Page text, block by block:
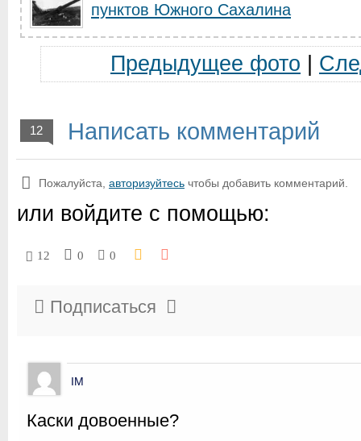
пунктов Южного Сахалина
Предыдущее фото
12 Написать комментарий
Пожалуйста, авторизуйтесь чтобы добавить комментарий.
или войдите с помощью:
12 0 0
Подписаться
IM
Каски довоенные?